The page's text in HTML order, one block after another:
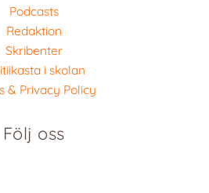
Podcasts
Redaktion
Skribenter
i skolan
& Privacy Policy
Följ oss